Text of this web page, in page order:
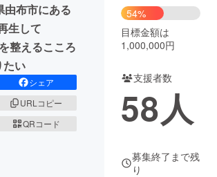
for Social Good
CAMPFIRE Creation
ふるさと納税machi-ya コミュニティ
布市にある
生して
整えるこころ
たい
シェア
URLコピー
QRコード
54%
目標金額は
1,000,000円
支援者数
58人
募集終了まで残
り